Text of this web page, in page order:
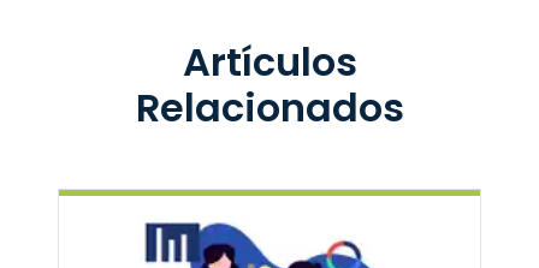
Artículos
Relacionados